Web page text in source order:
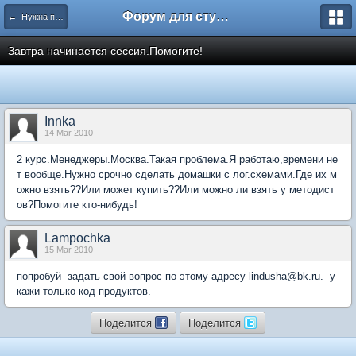
← Нужна помощь Форум для студента СГА
Завтра начинается сессия.Помогите!
Innka
14 Mar 2010
2 курс.Менеджеры.Москва.Такая проблема.Я работаю,времени не
т вообще.Нужно срочно сделать домашки с лог.схемами.Где их м
ожно взять??Или может купить??Или можно ли взять у методист
ов?Помогите кто-нибудь!
Lampochka
15 Mar 2010
попробуй задать свой вопрос по этому адресу lindusha@bk.ru. у
кажи только код продуктов.
Поделится Поделится